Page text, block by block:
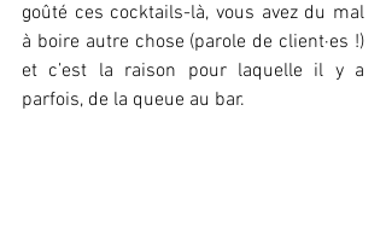
goûté ces cocktails-là, vous avez du mal
à boire autre chose (parole de client·es !)
et c’est la raison pour laquelle il y a
parfois, de la queue au bar.